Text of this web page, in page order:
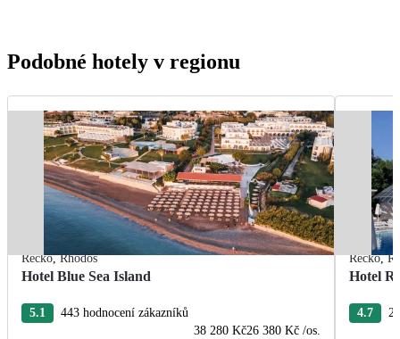
Podobné hotely v regionu
Řecko,Rhodos
Hotel Blue Sea Island
5.1
443 hodnocení zákazníků
38 280 Kč26 380 Kč /os.
Řecko,
Hotel
4.7